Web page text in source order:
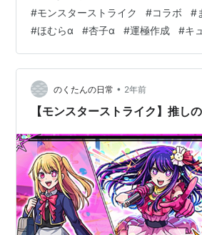
しコツがいるなと思いました。すべ
ました。 コラボミッションクリア状
形式の超究極でした。無事に勝てたの
得しました。 難易度としてはかなり
どかαがいない方はかなり苦労すると
とかまどかαを当てることが出来て…
#モンスターストライク #コラボ #
#ほむらα #杏子α #運極作成 #キ
のくたんの日常 • 2年前
【モンスターストライク】推し